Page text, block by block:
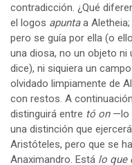
contradicción. ¿Qué
el logos apuntaa Aletheia;
pero se guía por ella (o
una diosa, no un objeto ni
dice), ni siquiera un
olvidado limpiamente de
con restos. A
distinguirá entre tó on—lo
una distinción que
Aristóteles, pero que se
Anaximandro. Está lo que